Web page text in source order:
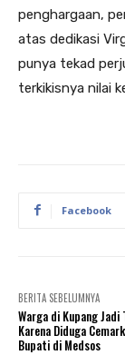
penghargaan,
atas dedikasi
punya tekad
terkikisnya nilai
Facebook
BERITA SEBELUMNYA
Warga di Kupang Jadi
Karena Diduga
Bupati di Medsos